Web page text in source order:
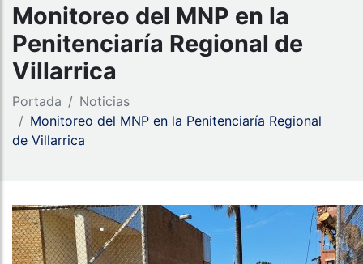
Monitoreo del MNP en la
Penitenciaría Regional de
Villarrica
Portada
Noticias
Monitoreo del MNP en la Penitenciaría Regional
de Villarrica